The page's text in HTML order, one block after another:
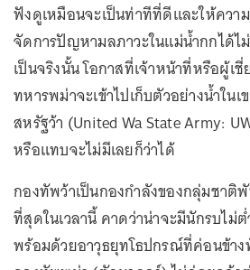
ฟังดูเหมือนจะเป็นท่าทีที่ดีและให้ควา
จัดการปัญหามลภาวะในแม่น้ำกกได้ไ
เป็นจริงนั้น โอกาสที่เจ้าหน้าที่หรือผู้เ
ทหารพม่าจะเข้าไปเก็บตัวอย่างน้ำใน
สหรัฐว้า (United Wa State Army:
หรือแทบจะไม่มีเลยก็ว่าได้
กองทัพว้าเป็นกองกำลังของกลุ่มชาติ
ที่สุดในเวลานี้ คาดว่าน่าจะมีนักรบไม่
พร้อมด้วยอาวุธยุทโธปกรณ์ที่ค่อนข้า